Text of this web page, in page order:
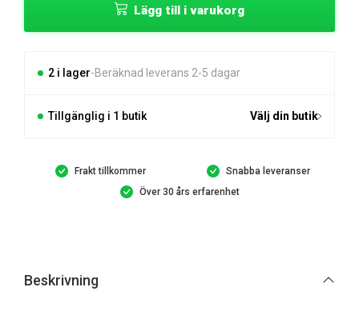
ATV
Lägg till i varukorg
2 i lager Beräknad leverans 2-5 dagar
Tillgänglig i 1 butik Välj din butik
Frakt tillkommer
Snabba leveranser
Över 30 års erfarenhet
Beskrivning